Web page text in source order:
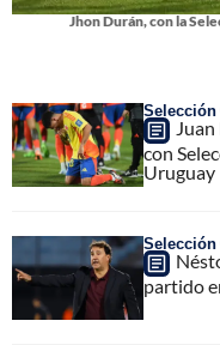
Jhon Durán, con la
con
Uruguay
partido